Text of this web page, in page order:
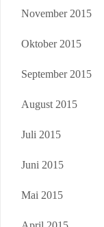
November 2015
Oktober 2015
September 2015
August 2015
Juli 2015
Juni 2015
Mai 2015